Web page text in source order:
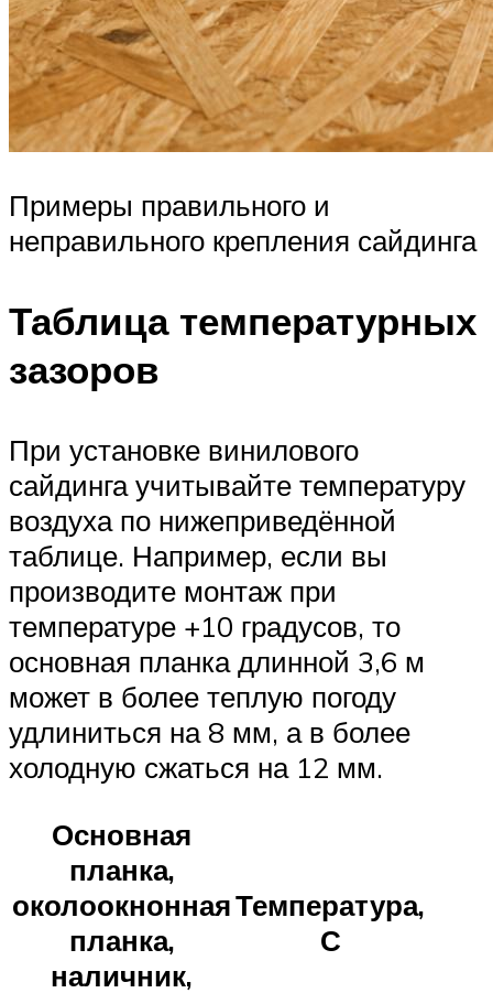
Примеры правильного и
неправильного крепления сайдинга
Таблица температурных
зазоров
При установке винилового
сайдинга учитывайте температуру
воздуха по нижеприведённой
таблице. Например, если вы
производите монтаж при
температуре +10 градусов, то
основная планка длинной 3,6 м
может в более теплую погоду
удлиниться на 8 мм, а в более
холодную сжаться на 12 мм.
Основная
планка,
околоокнонная
планка,
наличник,
Температура,
С